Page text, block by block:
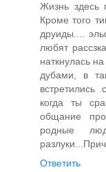
Жизнь здесь
Кроме того
друиды....
любят
наткнулась
дубами, в
встретились
когда ты
общание
родные
Ответить